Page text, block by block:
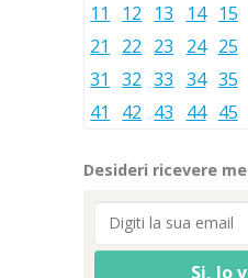
11
12 13 14 15
21
22 23 24 25
31
32 33 34 35
41
42 43 44 45
Desideri ricevere